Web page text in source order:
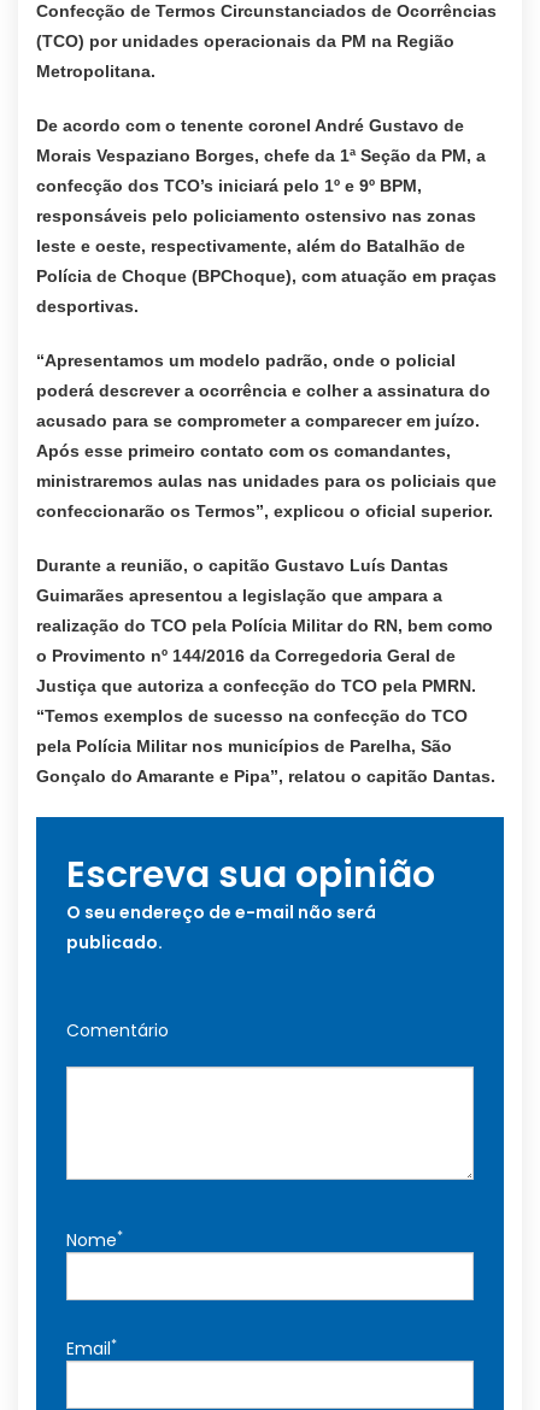
Confecção de Termos Circunstanciados de Ocorrências
(TCO) por unidades operacionais da PM na Região
Metropolitana.
De acordo com o tenente coronel André Gustavo de
Morais Vespaziano Borges, chefe da 1ª Seção da PM, a
confecção dos TCO’s iniciará pelo 1º e 9º BPM,
responsáveis pelo policiamento ostensivo nas zonas
leste e oeste, respectivamente, além do Batalhão de
Polícia de Choque (BPChoque), com atuação em praças
desportivas.
“Apresentamos um modelo padrão, onde o policial
poderá descrever a ocorrência e colher a assinatura do
acusado para se comprometer a comparecer em juízo.
Após esse primeiro contato com os comandantes,
ministraremos aulas nas unidades para os policiais que
confeccionarão os Termos”, explicou o oficial superior.
Durante a reunião, o capitão Gustavo Luís Dantas
Guimarães apresentou a legislação que ampara a
realização do TCO pela Polícia Militar do RN, bem como
o Provimento nº 144/2016 da Corregedoria Geral de
Justiça que autoriza a confecção do TCO pela PMRN.
“Temos exemplos de sucesso na confecção do TCO
pela Polícia Militar nos municípios de Parelha, São
Gonçalo do Amarante e Pipa”, relatou o capitão Dantas.
Escreva sua opinião
O seu endereço de e-mail não será
publicado.
Comentário
Nome*
Email*